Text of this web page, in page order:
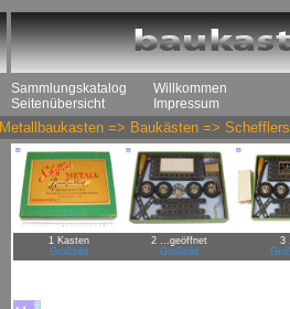
Sammlungskatalog
Seitenübersicht
Willkommen
Impressum
Metallbaukasten => Baukästen => Schefflers
1 Kasten
Großbild
2 ...geöffnet
Großbild
3